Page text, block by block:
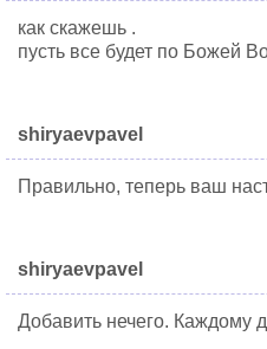
как скажешь .
пусть все будет по Божей
shiryaevpavel
Правильно, теперь ваш
shiryaevpavel
Добавить нечего. Каждому